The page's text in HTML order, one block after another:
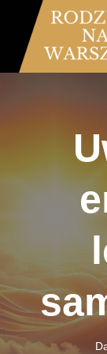
Przejdź
treści